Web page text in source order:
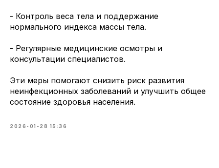
- Контроль веса тела и поддержание
нормального индекса массы тела.
- Регулярные медицинские осмотры и
консультации специалистов.
Эти меры помогают снизить риск развития
неинфекционных заболеваний и улучшить общее
состояние здоровья населения.
2026-01-28 15:36